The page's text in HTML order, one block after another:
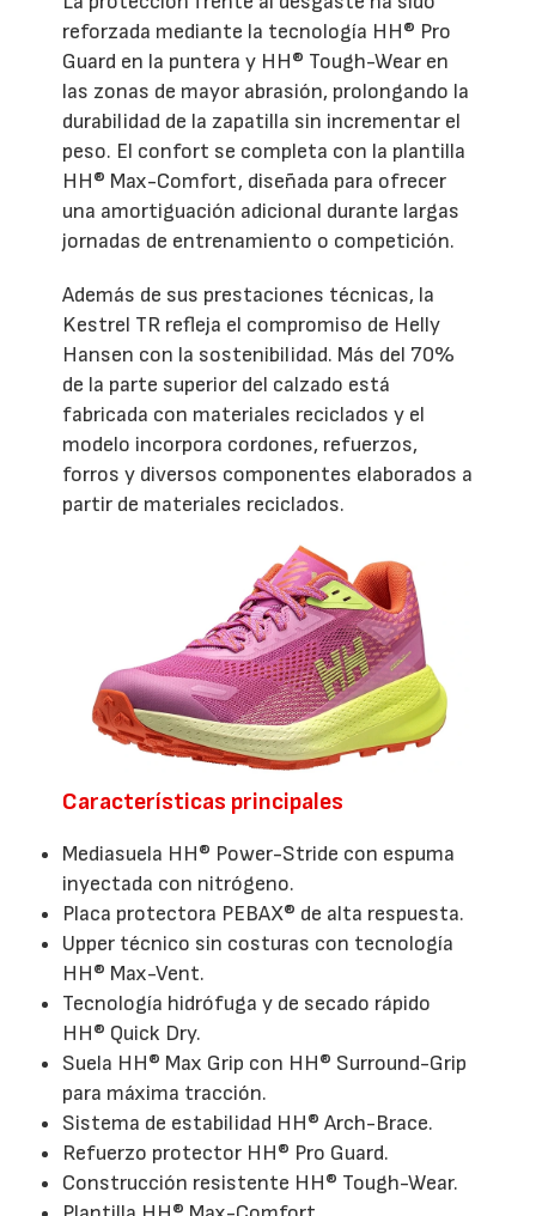
reforzada mediante la tecnología HH® Pro
Guard en la puntera y HH® Tough-Wear en
las zonas de mayor abrasión, prolongando la
durabilidad de la zapatilla sin incrementar el
peso. El confort se completa con la plantilla
HH® Max-Comfort, diseñada para ofrecer
una amortiguación adicional durante largas
jornadas de entrenamiento o competición.
Además de sus prestaciones técnicas, la
Kestrel TR refleja el compromiso de Helly
Hansen con la sostenibilidad. Más del 70%
de la parte superior del calzado está
fabricada con materiales reciclados y el
modelo incorpora cordones, refuerzos,
forros y diversos componentes elaborados a
partir de materiales reciclados.
Características principales
Mediasuela HH® Power-Stride con espuma
inyectada con nitrógeno.
Placa protectora PEBAX® de alta respuesta.
Upper técnico sin costuras con tecnología
HH® Max-Vent.
Tecnología hidrófuga y de secado rápido
HH® Quick Dry.
Suela HH® Max Grip con HH® Surround-Grip
para máxima tracción.
Sistema de estabilidad HH® Arch-Brace.
Refuerzo protector HH® Pro Guard.
Construcción resistente HH® Tough-Wear.